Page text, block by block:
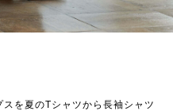
を夏のTシャツから長袖シャツ